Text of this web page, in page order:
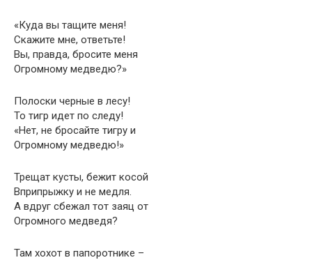
«Куда вы тащите меня!
Скажите мне, ответьте!
Вы, правда, бросите меня
Огромному медведю?»
Полоски черные в лесу!
То тигр идет по следу!
«Нет, не бросайте тигру и
Огромному медведю!»
Трещат кусты, бежит косой
Вприпрыжку и не медля.
А вдруг сбежал тот заяц от
Огромного медведя?
Там хохот в папоротнике –